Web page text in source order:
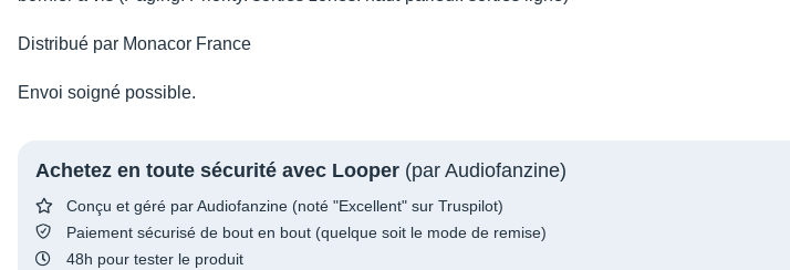
Distribué par Monacor France
Envoi soigné possible.
Achetez en toute sécurité avec Looper (par Audiofanzine)
Conçu et géré par Audiofanzine (noté "Excellent" sur Truspilot)
Paiement sécurisé de bout en bout (quelque soit le mode de remise)
48h pour tester le produit